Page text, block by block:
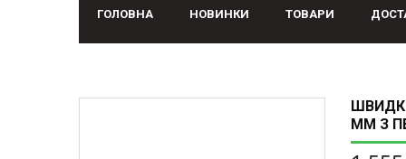
ГОЛОВНА НОВИНКИ ТОВАРИ
ММ З